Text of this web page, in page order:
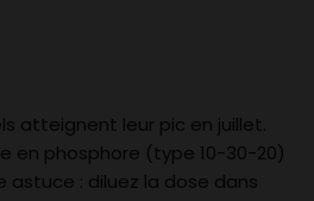
atteignent leur pic en juillet.
en phosphore (type 10-30-20)
astuce : diluez la dose dans